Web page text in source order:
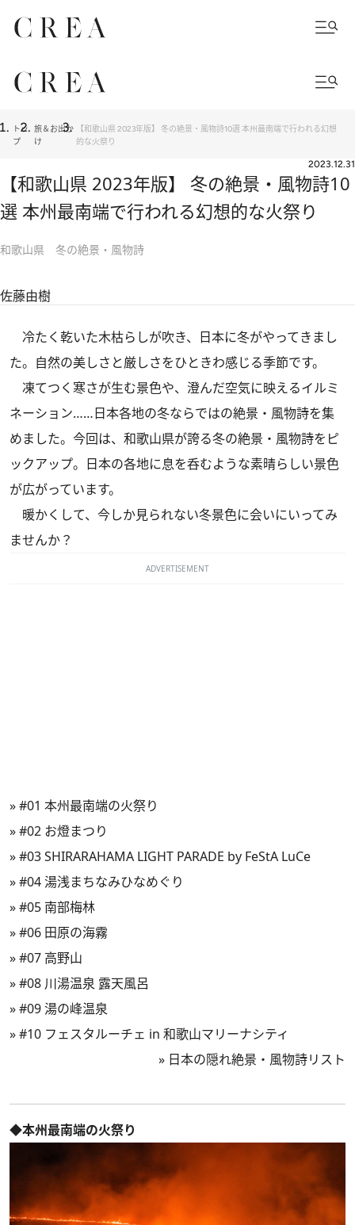
トッ
プ
旅＆お出か
け
【和歌山県 2023年版】 冬の絶景・風物詩10選 本州最南端で行われる幻想
的な火祭り
2023.12.31
【和歌山県 2023年版】 冬の絶景・風物詩10
選 本州最南端で行われる幻想的な火祭り
和歌山県 冬の絶景・風物詩
佐藤由樹
冷たく乾いた木枯らしが吹き、日本に冬がやってきまし
た。自然の美しさと厳しさをひときわ感じる季節です。
凍てつく寒さが生む景色や、澄んだ空気に映えるイルミ
ネーション……日本各地の冬ならではの絶景・風物詩を集
めました。今回は、和歌山県が誇る冬の絶景・風物詩をピ
ックアップ。日本の各地に息を呑むような素晴らしい景色
が広がっています。
暖かくして、今しか見られない冬景色に会いにいってみ
ませんか？
ADVERTISEMENT
»#01 本州最南端の火祭り
»#02 お燈まつり
»#03 SHIRARAHAMA LIGHT PARADE by FeStA LuCe
»#04 湯浅まちなみひなめぐり
»#05 南部梅林
»#06 田原の海霧
»#07 高野山
»#08 川湯温泉 露天風呂
»#09 湯の峰温泉
»#10 フェスタルーチェ in 和歌山マリーナシティ
» 日本の隠れ絶景・風物詩リスト
◆本州最南端の火祭り